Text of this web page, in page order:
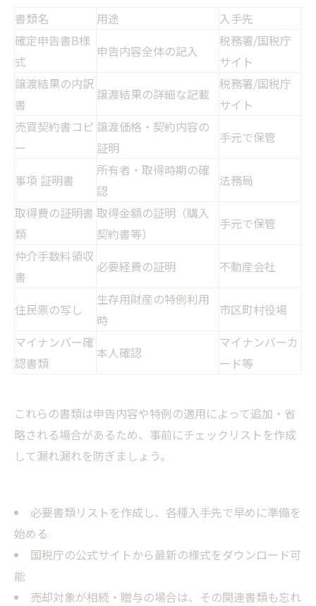
書類名
用途
入手先
確定申告書B様
式
申告内容全体の記入
税務署/国税庁
サイト
譲渡結果の内訳
書
譲渡結果の詳細な記載
税務署/国税庁
サイト
売買契約書コピ
ー
譲渡価格・契約内容の
証明
手元で保管
事項 証明書
所有者・取得時期の確
認
法務局
取得費の証明書
類
取得金額の証明（購入
契約書等）
手元で保管
仲介手数料領収
書
必要経費の証明 不動産会社
住民票の写し
生存用財産の特例利用
時
市区町村役場
マイナンバー確
認書類
本人確認
マイナンバーカ
ード等
これらの書類は申告内容や特例の適用によって追加・省
略される場合があるため、事前にチェックリストを作成
して漏れ漏れを防ぎましょう。
必要書類リストを作成し、各種入手先で早めに準備を
始める
国税庁の公式サイトから最新の様式をダウンロード可
能
売却対象が相続・贈与の場合は、その関連書類も忘れ